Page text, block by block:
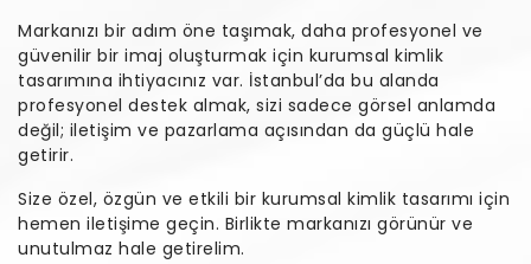
Markanızı bir adım öne taşımak, daha profesyonel ve
güvenilir bir imaj oluşturmak için kurumsal kimlik
tasarımına ihtiyacınız var. İstanbul’da bu alanda
profesyonel destek almak, sizi sadece görsel anlamda
değil; iletişim ve pazarlama açısından da güçlü hale
getirir.
Size özel, özgün ve etkili bir kurumsal kimlik tasarımı için
hemen iletişime geçin. Birlikte markanızı görünür ve
unutulmaz hale getirelim.